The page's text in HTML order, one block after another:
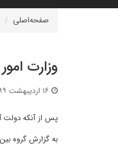
صفحه‌اصلی
وزارت
پس از آنکه دولت
به گزارش گروه